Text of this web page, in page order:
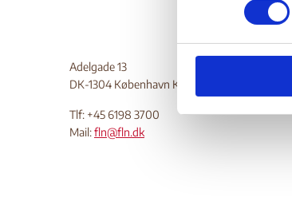
v
Adelgade 13
DK-1304 København K
Tlf: +45 6198 3700
Mail:fln@fln.dk